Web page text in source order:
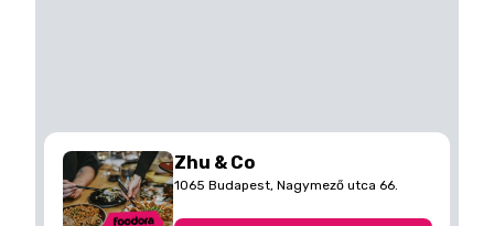
Zhu & Co
1065 Budapest, Nagymező utca 66.